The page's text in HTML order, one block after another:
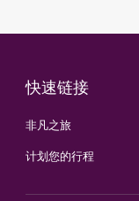
快速链接
非凡之旅
计划您的行程